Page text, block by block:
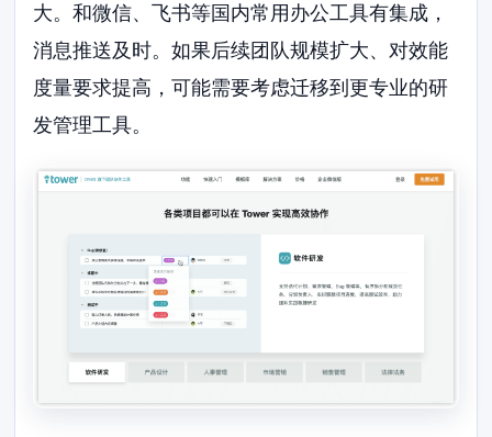
大。和微信、飞书等国内常用办公工具有集成，
消息推送及时。如果后续团队规模扩大、对效能
度量要求提高，可能需要考虑迁移到更专业的研
发管理工具。